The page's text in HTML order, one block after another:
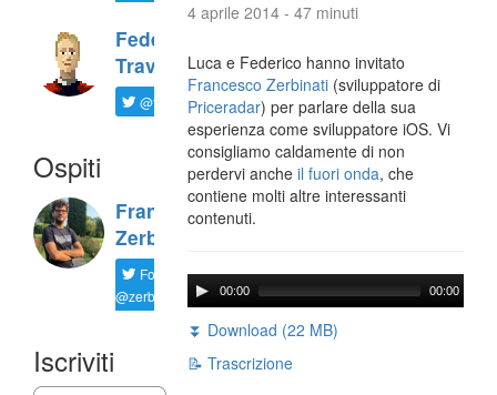
Federico
Travaini
@ftrava
Ospiti
Francesco
Zerbinati
Follow
@zerbfra
Iscriviti
4 aprile 2014 - 47 minuti
Luca e Federico hanno invitato
Francesco Zerbinati (sviluppatore di
Priceradar) per parlare della sua
esperienza come sviluppatore iOS. Vi
consigliamo caldamente di non
perdervi ancheil fuori onda, che
contiene molti altre interessanti
contenuti.
00:00 00:00
⏬ Download (22 MB)
📝 Trascrizione